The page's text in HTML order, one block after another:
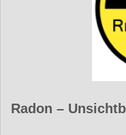
Radon –